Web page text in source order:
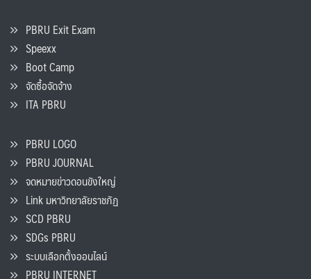
PBRU Exit Exam
Speexx
Boot Camp
จัดซื้อจัดจ้าง
ITA PBRU
PBRU LOGO
PBRU JOURNAL
จดหมายข่าวดอนขังใหญ่
Link มหาวิทยาลัยราชภัฏ
SCD PBRU
SDGs PBRU
ระบบเลือกตั้งออนไลน์
PBRU INTERNET